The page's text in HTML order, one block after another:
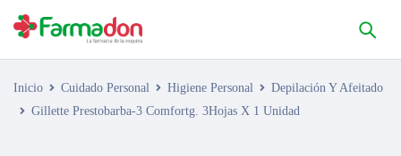
Inicio Cuidado Personal Higiene Personal
Depilación Y Afeitado
Gillette Prestobarba-3 Comfortg. 3Hojas X 1 Unidad